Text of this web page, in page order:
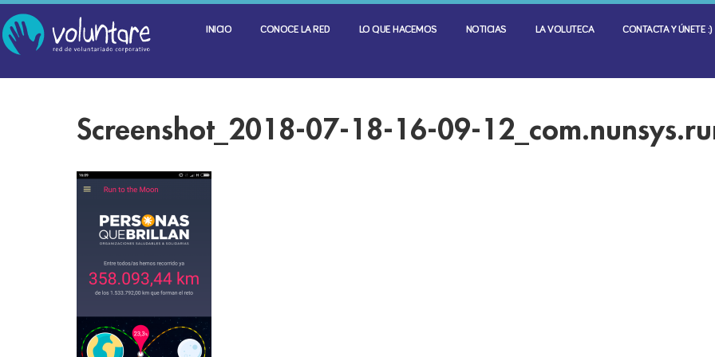
INICIO CONOCE LA RED LO QUE HACEMOS NOTICIAS LA VOLUTECA CONTACTA Y ÚNETE :)
Screenshot_2018-07-18-16-09-